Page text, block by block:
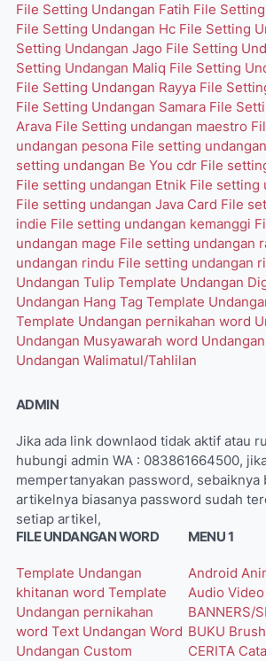
File Setting Undangan Fatih File
File Setting Undangan Hc File Setting
Setting Undangan Jago File Setting
Setting Undangan Maliq File Setting
File Setting Undangan Rayya File
File Setting Undangan Samara File
Arava File Setting undangan maestro
undangan pesona File setting
setting undangan Be You cdr File
File setting undangan Etnik File setting
File setting undangan Java Card File
indie File setting undangan kemanggi
undangan mage File setting undangan
undangan rindu File setting undangan
Undangan Tulip Template Undangan
Undangan Hang Tag Template
Template Undangan pernikahan word
Undangan Musyawarah word
Undangan Walimatul/Tahlilan
ADMIN
Jika ada link downlaod tidak aktif atau
hubungi admin WA : 083861664500,
mempertanyakan password, sebaiknya
artikelnya biasanya password sudah
setiap artikel,
FILE UNDANGAN WORD
Template Undangan
khitanan word Template
Undangan pernikahan
word Text Undangan Word
Undangan Custom
MENU 1
Android
Audio Video
BANNERS/
BUKU
CERITA